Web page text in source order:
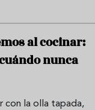
al cocinar:
nunca
con la olla tapada,